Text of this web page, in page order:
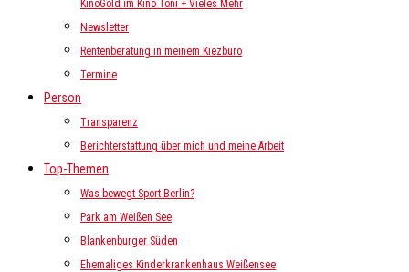
KinoGold im Kino Toni + Vieles Mehr
Newsletter
Rentenberatung in meinem Kiezbüro
Termine
Person
Transparenz
Berichterstattung über mich und meine Arbeit
Top-Themen
Was bewegt Sport-Berlin?
Park am Weißen See
Blankenburger Süden
Ehemaliges Kinderkrankenhaus Weißensee